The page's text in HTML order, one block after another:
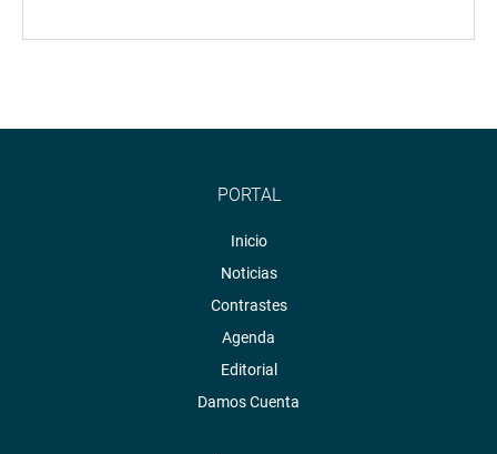
PORTAL
Inicio
Noticias
Contrastes
Agenda
Editorial
Damos Cuenta